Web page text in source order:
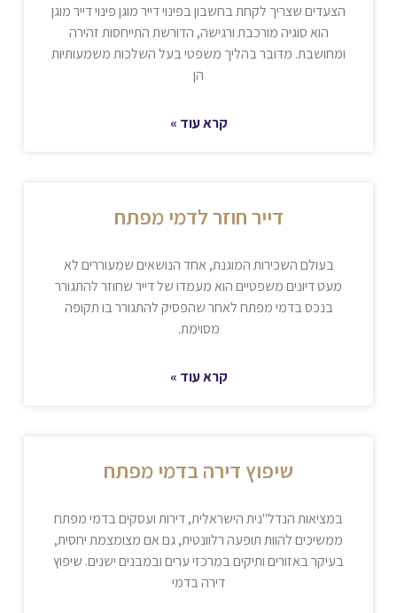
הצעדים שצריך לקחת בחשבון בפינוי דייר מוגן פינוי דייר מוגן
הוא סוגיה מורכבת ורגישה, הדורשת התייחסות זהירה
ומחושבת. מדובר בהליך משפטי בעל השלכות משמעותיות
הן
קרא עוד »
דייר חוזר לדמי מפתח
בעולם השכירות המוגנת, אחד הנושאים שמעוררים לא
מעט דיונים משפטיים הוא מעמדו של דייר שחוזר להתגורר
בנכס בדמי מפתח לאחר שהפסיק להתגורר בו תקופה
מסוימת.
קרא עוד »
שיפוץ דירה בדמי מפתח
במציאות הנדל"נית הישראלית, דירות ועסקים בדמי מפתח
ממשיכים להוות תופעה רלוונטית, גם אם מצומצמת יחסית,
בעיקר באזורים ותיקים במרכזי ערים ובמבנים ישנים. שיפוץ
דירה בדמי